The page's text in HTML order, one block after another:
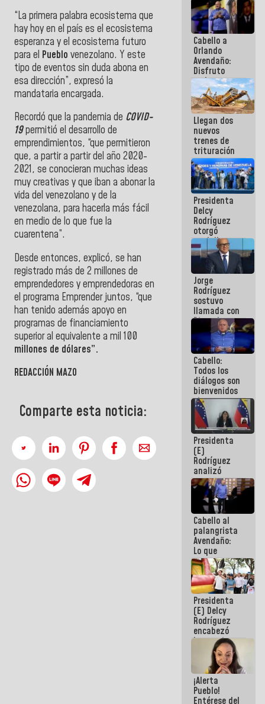
“La primera palabra ecosistema que
hay hoy en el país es el ecosistema
esperanza y el ecosistema futuro
para el Pueblo venezolano. Y este
tipo de eventos sin duda abona en
esa dirección”, expresó la
mandataria encargada.
Recordó que la pandemia de COVID-
19permitió el desarrollo de
emprendimientos, “que permitieron
que, a partir a partir del año 2020-
2021, se conocieran muchas ideas
muy creativas y que iban a abonar la
vida del venezolano y de la
venezolana, para hacerla más fácil
en medio de lo que fue la
cuarentena”.
Desde entonces, explicó, se han
registrado más de 2 millones de
emprendedores y emprendedoras en
el programa Emprender juntos, “que
han tenido además apoyo en
programas de financiamiento
superior al equivalente a mil 100
millones de dólares”.
REDACCIÓN MAZO
Comparte esta noticia:
Cabello a
Orlando
Avendaño:
Disfruto
cada vez
que escribes
porque lo
que haces
es
embarrarla
Llegan dos
nuevos
trenes de
trituración
para
optimizar
manejo de
escombros
en La Guaira
Presidenta
Delcy
Rodríguez
otorgó
medalla
"Héroe de
Venezuela"
a servidores
públicos
Jorge
Rodríguez
sostuvo
llamada con
Dinorah
Figuera y
acuerdan
primer
encuentro
presencial
para el
diálogo
Cabello:
Todos los
diálogos son
bienvenidos
siempre que
estén en el
marco de la
Constitución
de la
República
Presidenta
(E)
Rodríguez
analizó
junto a
gobernadores
planes de
recuperación
del Sistema
Eléctrico
Nacional
Cabello al
palangrista
Avendaño:
Lo que
vayas a
escribir
hazlo hoy
por que no
sabemos si
la semana
que viene
hay
programa
Presidenta
(E) Delcy
Rodríguez
encabezó
lanzamiento
del Plan
Nacional de
Recreación
Vacacional
¡Alerta
Pueblo!
Entérese del